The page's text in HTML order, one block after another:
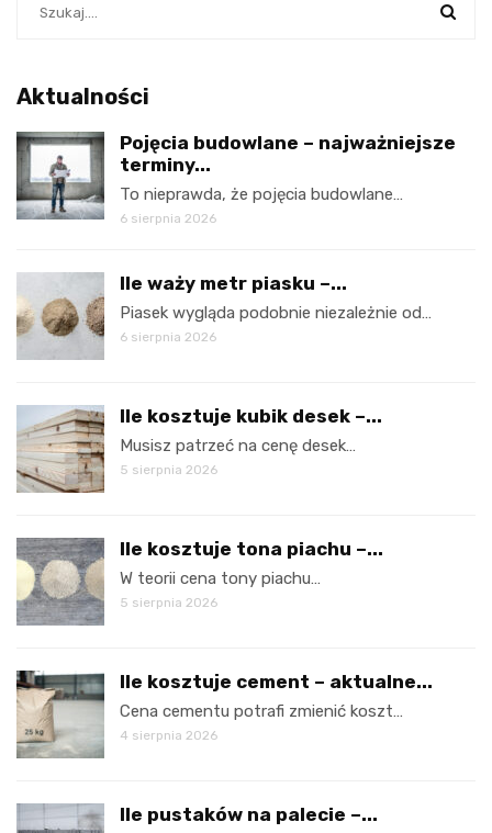
Aktualności
Pojęcia budowlane – najważniejsze
terminy...
To nieprawda, że pojęcia budowlane…
6 sierpnia 2026
Ile waży metr piasku –...
Piasek wygląda podobnie niezależnie od…
6 sierpnia 2026
Ile kosztuje kubik desek –...
Musisz patrzeć na cenę desek…
5 sierpnia 2026
Ile kosztuje tona piachu –...
W teorii cena tony piachu…
5 sierpnia 2026
Ile kosztuje cement – aktualne...
Cena cementu potrafi zmienić koszt…
4 sierpnia 2026
Ile pustaków na palecie –...